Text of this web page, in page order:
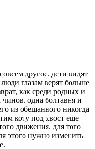
другое. дети видят
глазам верят больше
как среди родных и
одна болтавня и
из обещанного никогда
коту под хвост еще
движения. для того
этого нужно изменить